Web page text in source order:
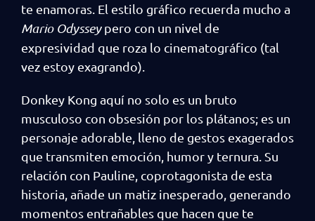
te enamoras. El estilo gráfico recuerda mucho a
Mario Odysseypero con un nivel de
expresividad que roza lo cinematográfico (tal
vez estoy exagrando).
Donkey Kong aquí no solo es un bruto
musculoso con obsesión por los plátanos; es un
personaje adorable, lleno de gestos exagerados
que transmiten emoción, humor y ternura. Su
relación con Pauline, coprotagonista de esta
historia, añade un matiz inesperado, generando
momentos entrañables que hacen que te